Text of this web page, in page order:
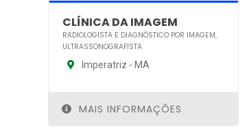
CLÍNICA DA IMAGEM
RADIOLOGISTA E DIAGNÓSTICO POR IMAGEM,
ULTRASSONOGRAFISTA
Imperatriz - MA
MAIS INFORMAÇÕES